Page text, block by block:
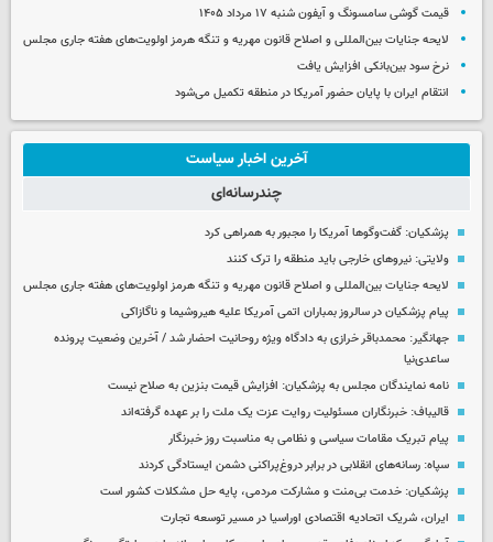
قیمت گوشی سامسونگ و آیفون شنبه ۱۷ مرداد ۱۴۰۵
لایحه جنایات بین‌المللی و اصلاح قانون مهریه و تنگه هرمز اولویت‌های هفته جاری مجلس
نرخ سود بین‌بانکی افزایش یافت
انتقام ایران با پایان حضور آمریکا در منطقه تکمیل می‌شود
آخرین اخبار سیاست
چندرسانه‌ای
پزشکیان: گفت‌وگوها آمریکا را مجبور به همراهی کرد
ولایتی: نیروهای خارجی باید منطقه را ترک کنند
لایحه جنایات بین‌المللی و اصلاح قانون مهریه و تنگه هرمز اولویت‌های هفته جاری مجلس
پیام پزشکیان در سالروز بمباران اتمی آمریکا علیه هیروشیما و ناگازاکی
جهانگیر: محمدباقر خرازی به دادگاه ویژه روحانیت احضار شد / آخرین وضعیت پرونده
ساعدی‌نیا
نامه نمایندگان مجلس به پزشکیان: افزایش قیمت بنزین به صلاح نیست
قالیباف: خبرنگاران مسئولیت روایت عزت یک ملت را بر عهده گرفته‌اند
پیام تبریک مقامات سیاسی و نظامی به مناسبت روز خبرنگار
سپاه: رسانه‌های انقلابی در برابر دروغ‌پراکنی دشمن ایستادگی کردند
پزشکیان: خدمت بی‌منت و مشارکت مردمی، پایه حل مشکلات کشور است
ایران، شریک اتحادیه اقتصادی اوراسیا در مسیر توسعه تجارت